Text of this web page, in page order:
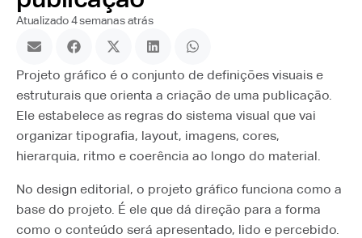
Atualizado 4 semanas atrás
Projeto gráfico é o conjunto de definições visuais e
estruturais que orienta a criação de uma publicação.
Ele estabelece as regras do sistema visual que vai
organizar tipografia, layout, imagens, cores,
hierarquia, ritmo e coerência ao longo do material.
No design editorial, o projeto gráfico funciona como a
base do projeto. É ele que dá direção para a forma
como o conteúdo será apresentado, lido e percebido.